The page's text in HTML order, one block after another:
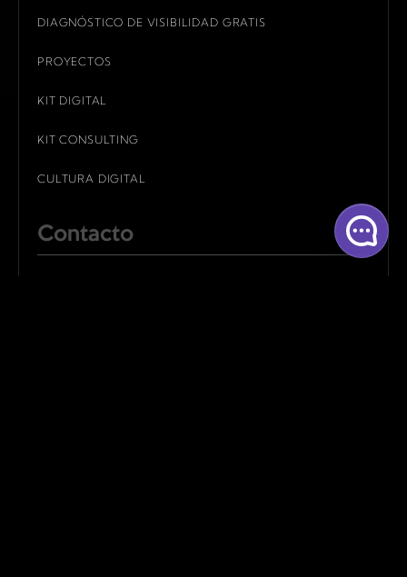
DIAGNÓSTICO DE VISIBILIDAD GRATIS
PROYECTOS
KIT DIGITAL
KIT CONSULTING
CULTURA DIGITAL
Contacto